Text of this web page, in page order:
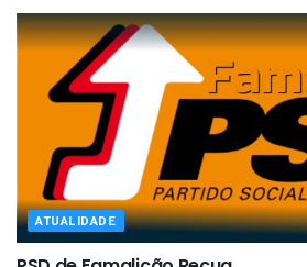
ATUALIDADE